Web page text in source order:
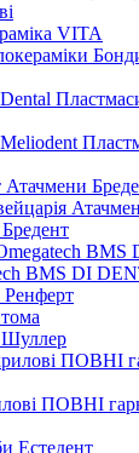
VITA
Атачмени
BMS DI
Ренферт
Шуллер
ПОВНІ
Естедент